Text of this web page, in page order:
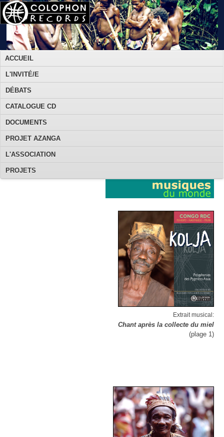
ACCUEIL
L'INVITÉ/E
DÉBATS
CATALOGUE CD
DOCUMENTS
PROJET AZANGA
L'ASSOCIATION
PROJETS
Extrait musical:
Chant après la collecte du miel
(plage 1)